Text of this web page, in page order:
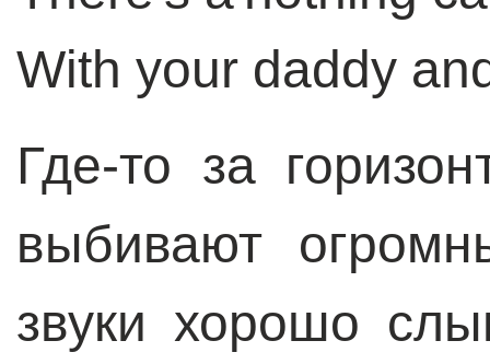
With your daddy
Где-то за
выбивают
звуки хорошо